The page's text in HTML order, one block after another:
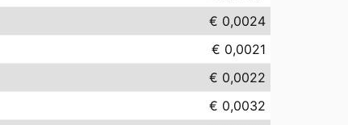
€ 0,0024
€ 0,0021
€ 0,0022
€ 0,0032